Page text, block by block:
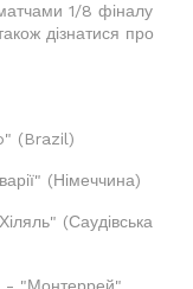
1/8 фіналу
дізнатися про
(Brazil)
(Німеччина)
(Саудівська